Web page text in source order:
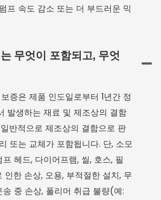
프 속도 감소 또는 더 부드러운 믹
무엇이 포함되고, 무엇
증은 제품 인도일로부터 1년간 정
발생하는 재료 및 제조상의 결함
반적으로 제조상의 결함으로 판
또는 교체가 포함됩니다. 단, 소모
헤드, 다이어프램, 씰, 호스, 필
인한 손상, 오용, 부적절한 설치, 무
중 손상, 폴리머 취급 불량(예: